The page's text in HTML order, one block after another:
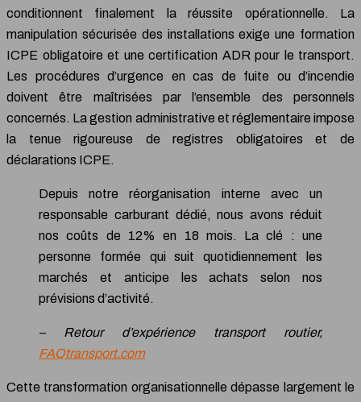
conditionnent finalement la réussite opérationnelle. La
manipulation sécurisée des installations exige une formation
ICPE obligatoire et une certification ADR pour le transport.
Les procédures d’urgence en cas de fuite ou d’incendie
doivent être maîtrisées par l’ensemble des personnels
concernés. La gestion administrative et réglementaire impose
la tenue rigoureuse de registres obligatoires et de
déclarations ICPE.
Depuis notre réorganisation interne avec un
responsable carburant dédié, nous avons réduit
nos coûts de 12% en 18 mois. La clé : une
personne formée qui suit quotidiennement les
marchés et anticipe les achats selon nos
prévisions d’activité.
– Retour d’expérience transport routier,
FAQtransport.com
Cette transformation organisationnelle dépasse largement le